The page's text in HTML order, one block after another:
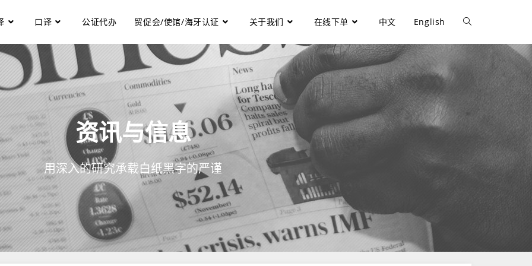
口译 公证代办 贸促会/使馆/海牙认证 关于我们 在线下单 中文 English
资讯与信息
用深入的研究承载白纸黑字的严谨